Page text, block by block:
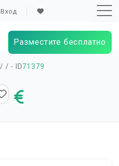
Вход
Разместите бесплатно
/ / - ID71379